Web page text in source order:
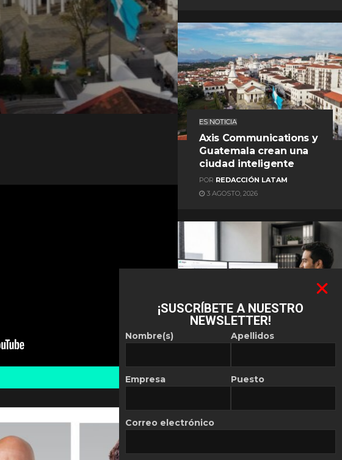
ES NOTICIA
Axis Communications y
Guatemala crean una
ciudad inteligente
POR REDACCIÓN LATAM
3 AGOSTO, 2026
ES NOTICIA
Automatización de las
REDACCIÓN LATAM
¡SUSCRÍBETE A NUESTRO
NEWSLETTER!
Nombre(s)
Empresa
Apellidos
Puesto
Correo electrónico